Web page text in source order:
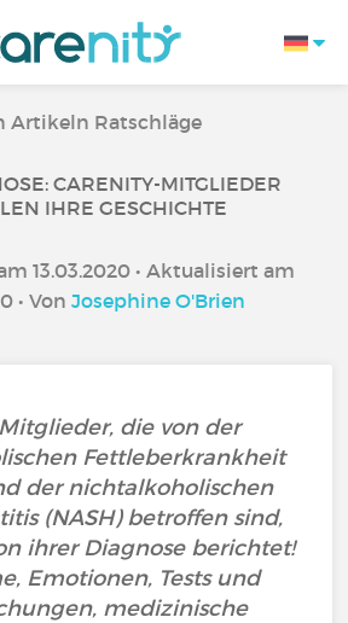
Artikeln Ratschläge
CARENITY-MITGLIEDER
IHRE GESCHICHTE
13.03.2020 • Aktualisiert am
• Von Josephine O'Brien
die von der
Fettleberkrankheit
der nichtalkoholischen
(NASH) betroffen sind,
ihrer Diagnose berichtet!
Emotionen, Tests und
medizinische